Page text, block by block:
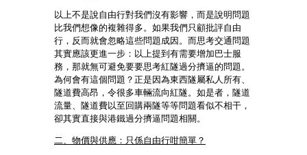
以上不是說自由行對我們沒有影響，而是說明問題
比我們想像的複雜得多。如果我們只顧批評自由
行，反而就會忽略這些問題成因。而思考交通問題
其實應該更進一步：以上提到有需要增加巴士服
務，那就無可避免要要思考紅隧過分擠逼的問題。
為何會有這個問題？正是因為東西隧屬私人所有、
隧道費高昂，令很多車輛流向紅隧。如是者，隧道
流量、隧道費以至回購兩隧等等問題看似不相干，
卻其實直接與港鐵過分擠逼問題相關。
二、物價與供應：只係自由行咁簡單？